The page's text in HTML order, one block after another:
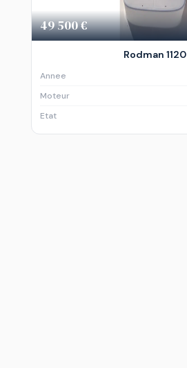
49 500 €
Rodman 1120
Annee
Moteur
Etat